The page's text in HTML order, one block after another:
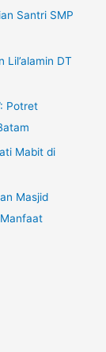
Santri SMP
Lil’alamin DT
Potret
Mabit di
Masjid